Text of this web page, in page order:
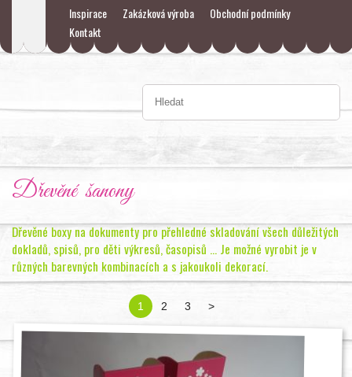
Inspirace Zakázková výroba
Obchodní podmínky
Kontakt
Dřevěné šanony
Dřevěné boxy na dokumenty pro přehledné skladování všech důležitých
dokladů, spisů, pro děti výkresů, časopisů ... Je možné vyrobit je v
různých barevných kombinacích a s jakoukoli dekorací.
1 2 3 >